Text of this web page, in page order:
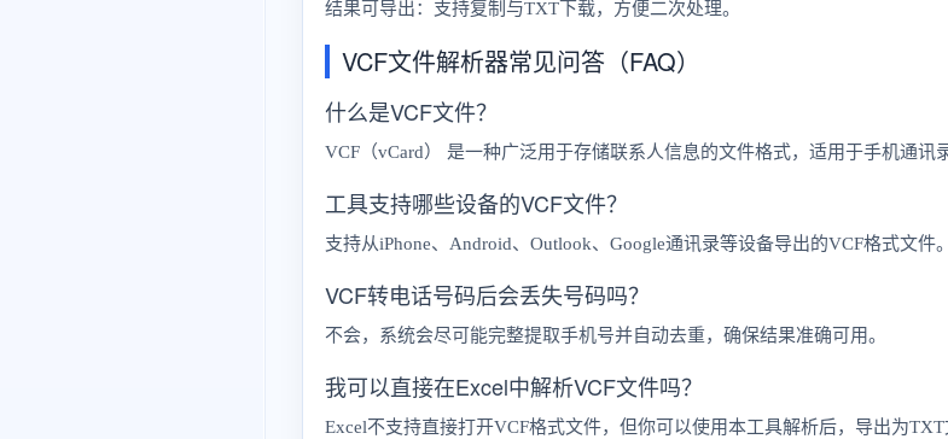
结果可导出：支持复制与TXT下载，方便二次处理。
VCF文件解析器常见问答（FAQ）
什么是VCF文件？
VCF（vCard） 是一种广泛用于存储联系人信息的文件格式，适用于手机通讯
工具支持哪些设备的VCF文件？
支持从iPhone、Android、Outlook、Google通讯录等设备导出的VCF格式文件。
VCF转电话号码后会丢失号码吗？
不会，系统会尽可能完整提取手机号并自动去重，确保结果准确可用。
我可以直接在Excel中解析VCF文件吗？
Excel不支持直接打开VCF格式文件，但你可以使用本工具解析后，导出为TXT